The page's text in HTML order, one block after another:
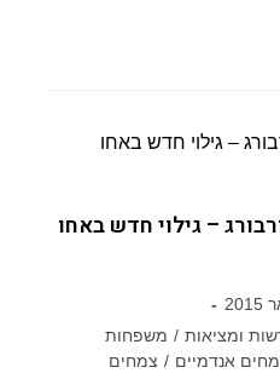
– גילוי חדש באחו
ומציאות / משפחות
אנדמיים / צמחים